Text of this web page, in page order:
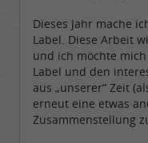
Dieses Jahr mache
Label. Diese Arbeit
und ich möchte
Label und den
aus „unserer“ Zeit
erneut eine etwas
Zusammenstellung